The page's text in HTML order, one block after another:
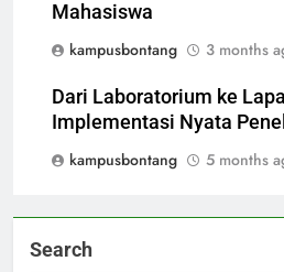
Mahasiswa
kampusbontang
3 months
Dari Laboratorium ke
Implementasi Nyata
kampusbontang
5 months
Search